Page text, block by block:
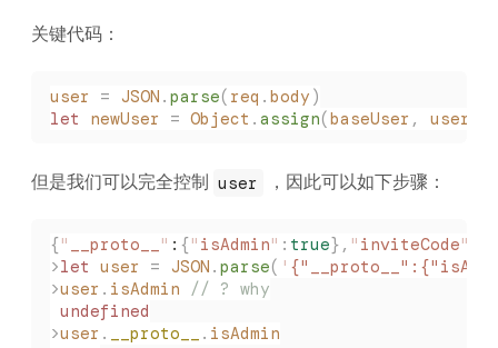
关键代码：
user = JSON . parse( req . body )
let newUser = Object . assign(baseUser , user
但是我们可以完全控制 user ，因此可以如下步骤：
{" __proto__" : {" isAdmin" : true}, " inviteCode"
>let user = JSON . parse( '
>user . isAdmin // ? why
undefined
>user . __proto__ . isAdmin